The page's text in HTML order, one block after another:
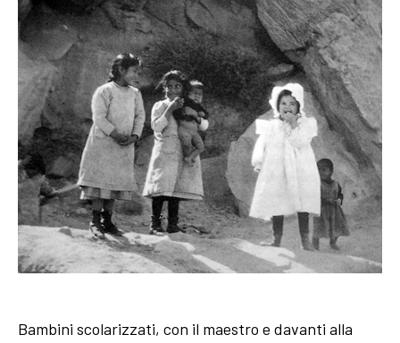
Bambini scolarizzati, con il maestro e davanti alla